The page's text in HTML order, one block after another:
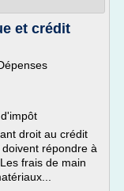
et crédit
droit au crédit
répondre à
frais de main